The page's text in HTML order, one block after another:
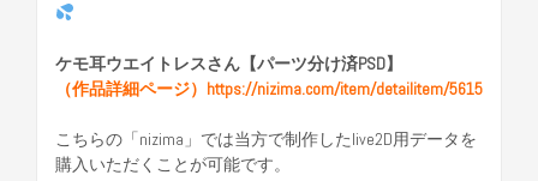
ケモ耳ウエイトレスさん【パーツ分け済PSD】
（作品詳細ページ）https://nizima.com/item/detailitem/5615
こちらの「nizima」では当方で制作したlive2D用データを
購入いただくことが可能です。